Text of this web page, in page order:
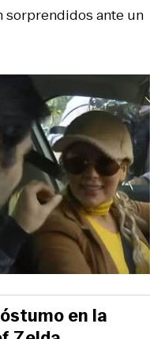
sorprendidos ante un
en la